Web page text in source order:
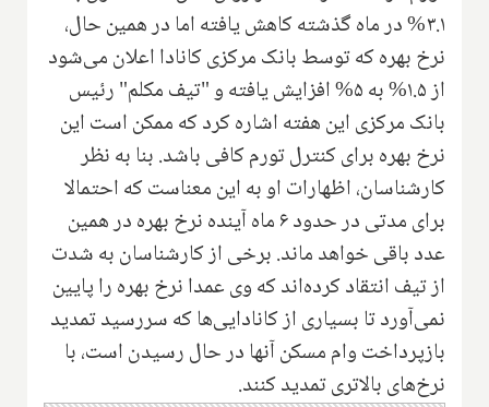
۳.۱% در ماه گذشته کاهش یافته اما در همین حال،
نرخ بهره که توسط بانک مرکزی کانادا اعلان می‌شود
از ۱.۵% به ۵% افزایش یافته و "تیف مکلم" رئیس
بانک مرکزی این هفته اشاره کرد که ممکن است این
نرخ بهره برای کنترل تورم کافی باشد. بنا به نظر
کارشناسان، اظهارات او به این معناست که احتمالا
برای مدتی در حدود ۶ ماه آینده نرخ بهره در همین
عدد باقی خواهد ماند. برخی از کارشناسان به شدت
از تیف انتقاد کرده‌اند که وی عمدا نرخ بهره را پایین
نمی‌آورد تا بسیاری از کانادایی‌ها که سررسید تمدید
بازپرداخت وام مسکن آنها در حال رسیدن است، با
نرخ‌های بالاتری تمدید کنند.